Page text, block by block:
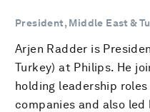
President, Middle East &
Arjen Radder is
Turkey) at Philips. He
holding leadership
companies and also led